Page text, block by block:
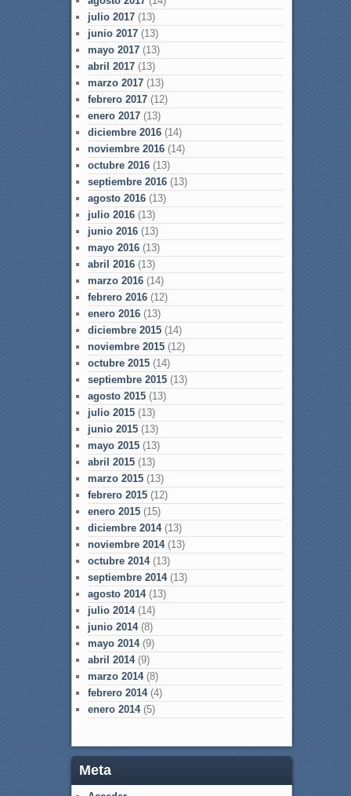
julio 2017(13)
junio 2017(13)
mayo 2017(13)
abril 2017(13)
marzo 2017(13)
febrero 2017(12)
enero 2017(13)
diciembre 2016(14)
noviembre 2016(14)
octubre 2016(13)
septiembre 2016(13)
agosto 2016(13)
julio 2016(13)
junio 2016(13)
mayo 2016(13)
abril 2016(13)
marzo 2016(14)
febrero 2016(12)
enero 2016(13)
diciembre 2015(14)
noviembre 2015(12)
octubre 2015(14)
septiembre 2015(13)
agosto 2015(13)
julio 2015(13)
junio 2015(13)
mayo 2015(13)
abril 2015(13)
marzo 2015(13)
febrero 2015(12)
enero 2015(15)
diciembre 2014(13)
noviembre 2014(13)
octubre 2014(13)
septiembre 2014(13)
agosto 2014(13)
julio 2014(14)
junio 2014(8)
mayo 2014(9)
abril 2014(9)
marzo 2014(8)
febrero 2014(4)
enero 2014(5)
Meta